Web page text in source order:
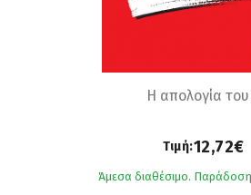
Η απολογία
Τιμή:12,72€
Άμεσα διαθέσιμο.